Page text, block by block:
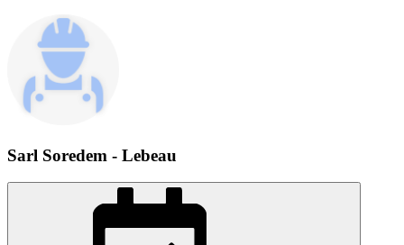
Sarl Soredem - Lebeau